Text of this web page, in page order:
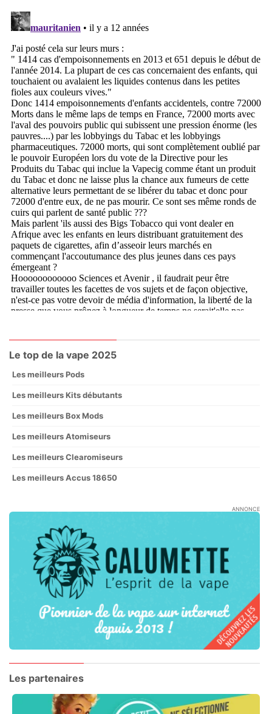
Le top de la vape 2025
Les meilleurs Pods
Les meilleurs Kits débutants
Les meilleurs Box Mods
Les meilleurs Atomiseurs
Les meilleurs Clearomiseurs
Les meilleurs Accus 18650
ANNONCE
Les partenaires